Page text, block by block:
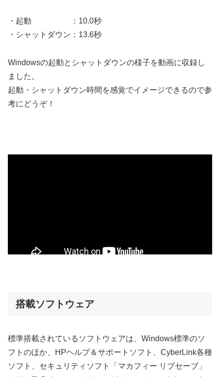
・起動 ：10.0秒
・シャットダウン：13.6秒
Windowsの起動とシャットダウンの様子を動画に収録し
ました。
起動・シャットダウン時間を感覚でイメージできるので参
考にどうぞ！
搭載ソフトウェア
標準搭載されているソフトウェアは、Windows標準のソ
フトのほか、HPヘルプ＆サポートソフト、CyberLink各種
ソフト、セキュリティソフト「マカフィー リブセーブ」